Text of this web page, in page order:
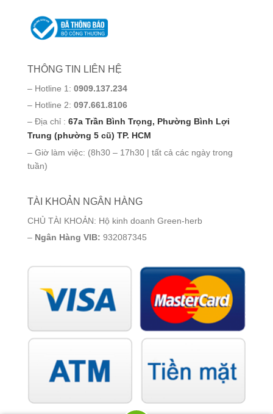
THÔNG TIN LIÊN HỆ
– Hotline 1: 0909.137.234
– Hotline 2: 097.661.8106
– Địa chỉ : 67a Trần Bình Trọng, Phường Bình Lợi
Trung (phường 5 cũ) TP. HCM
– Giờ làm việc: (8h30 – 17h30 | tất cả các ngày trong
tuần)
TÀI KHOẢN NGÂN HÀNG
CHỦ TÀI KHOẢN: Hộ kinh doanh Green-herb
– Ngân Hàng VIB: 932087345